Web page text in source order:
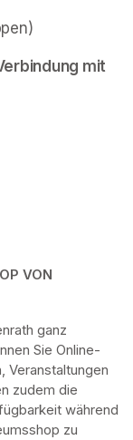
mit
VON
ganz
Sie Online-
Veranstaltungen
zudem die
während
zu